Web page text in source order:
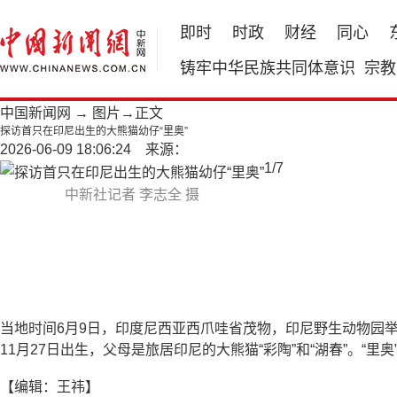
即时 时政 财经 同心
铸牢中华民族共同体意识 宗教
中国新闻网 → 图片 →正文
探访首只在印尼出生的大熊猫幼仔“里奥”
2026-06-09 18:06:24 来源：
中新社记者 李志全 摄
1/7
当地时间6月9日，印度尼西亚西爪哇省茂物，印尼野生动物园
11月27日出生，父母是旅居印尼的大熊猫“彩陶”和“湖春”。“里
【编辑：王祎】